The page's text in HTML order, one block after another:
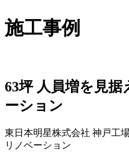
施工事例
63坪 人員増を見
ーション
東日本明星株式会社 神戸工
リノベーション